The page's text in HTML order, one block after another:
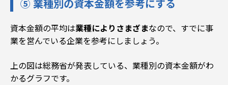
⑤ 業種別の資本金額を参考にする
資本金額の平均は業種によりさまざまなので、すでに事
業を営んでいる企業を参考にしましょう。
上の図は総務省が発表している、業種別の資本金額がわ
かるグラフです。